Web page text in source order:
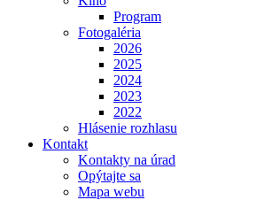
Program
Fotogaléria
2026
2025
2024
2023
2022
Hlásenie rozhlasu
Kontakt
Kontakty na úrad
Opýtajte sa
Mapa webu